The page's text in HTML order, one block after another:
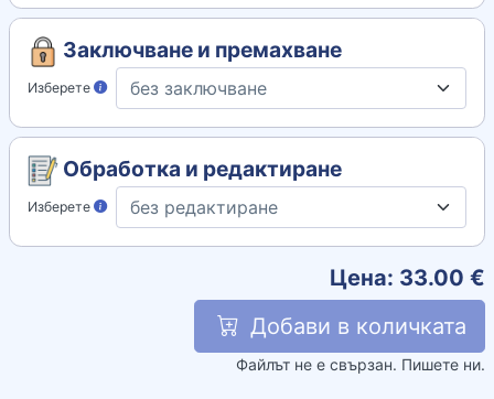
Заключване и премахване
Изберете
Обработка и редактиране
Изберете
Цена: 33.00 €
Добави в количката
Файлът не е свързан. Пишете ни.